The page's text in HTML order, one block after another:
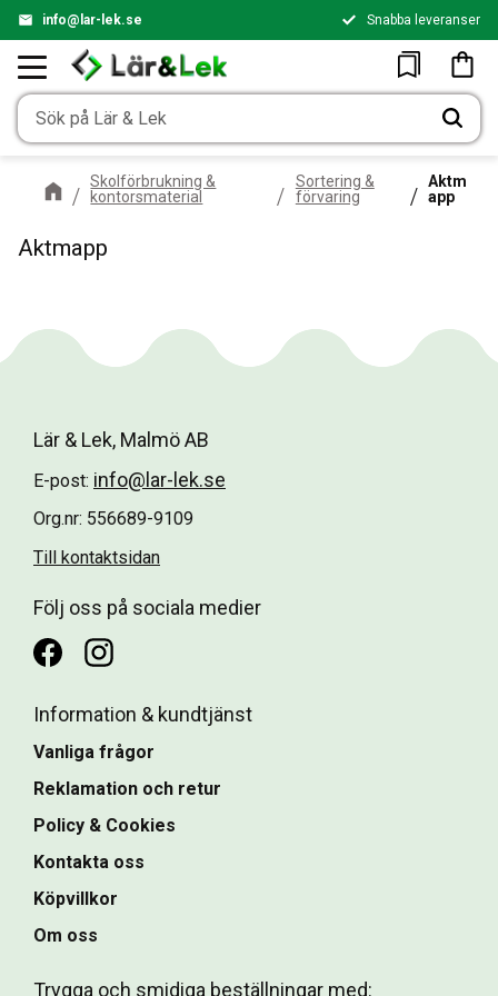
info@lar-lek.se Snabba leveranser
Favoriter
Skolförbrukning &
kontorsmaterial
Sortering &
förvaring
Aktm
app
Aktmapp
Lär & Lek, Malmö AB
E-post: info@lar-lek.se
Org.nr: 556689-9109
Till kontaktsidan
Följ oss på sociala medier
Information & kundtjänst
Vanliga frågor
Reklamation och retur
Policy & Cookies
Kontakta oss
Köpvillkor
Om oss
Trygga och smidiga beställningar med: